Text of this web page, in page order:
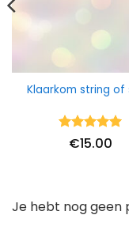
Klaarkom string of
Waardering
€15.00
Je hebt nog geen